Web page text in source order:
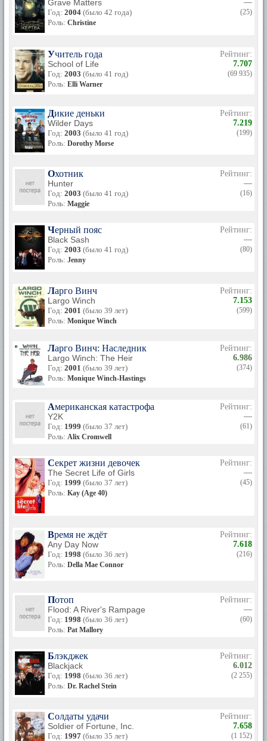
Grave Matters
Год: 2004 (было 42 года)
Роль: Christine
—
(25)
Учитель года
School of Life
Год: 2003 (было 41 год)
Роль: Elli Warner
Рейтинг:
7.707
(69 935)
Дикие деньки
Wilder Days
Год: 2003 (было 41 год)
Роль: Dorothy Morse
Рейтинг:
7.219
(199)
Охотник
Hunter
Год: 2003 (было 41 год)
Роль: Maggie
Рейтинг:
—
(16)
Черный пояс
Black Sash
Год: 2003 (было 41 год)
Роль: Jenny
Рейтинг:
—
(80)
Ларго Винч
Largo Winch
Год: 2001 (было 39 лет)
Роль: Monique Winch
Рейтинг:
7.153
(599)
Ларго Винч: Наследник
Largo Winch: The Heir
Год: 2001 (было 39 лет)
Роль: Monique Winch-Hastings
Рейтинг:
6.986
(374)
Американская катастрофа
Y2K
Год: 1999 (было 37 лет)
Роль: Alix Cromwell
Рейтинг:
—
(61)
Секрет жизни девочек
The Secret Life of Girls
Год: 1999 (было 37 лет)
Роль: Kay (Age 40)
Рейтинг:
—
(45)
Время не ждёт
Any Day Now
Год: 1998 (было 36 лет)
Роль: Della Mae Connor
Рейтинг:
7.618
(216)
Потоп
Flood: A River's Rampage
Год: 1998 (было 36 лет)
Роль: Pat Mallory
Рейтинг:
—
(60)
Блэкджек
Blackjack
Год: 1998 (было 36 лет)
Роль: Dr. Rachel Stein
Рейтинг:
6.012
(2 255)
Солдаты удачи
Soldier of Fortune, Inc.
Год: 1997 (было 35 лет)
Рейтинг:
7.658
(1 152)